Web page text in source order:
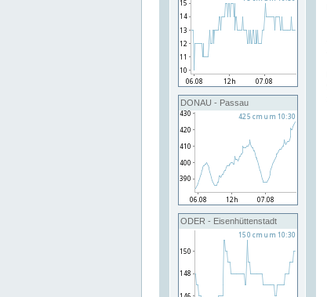
DONAU - Passau
ODER - Eisenhüttenstadt